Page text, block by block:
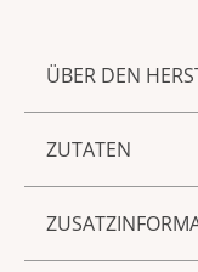
ÜBER DEN
Spirituosen und
hauseigenen
ZUTATEN